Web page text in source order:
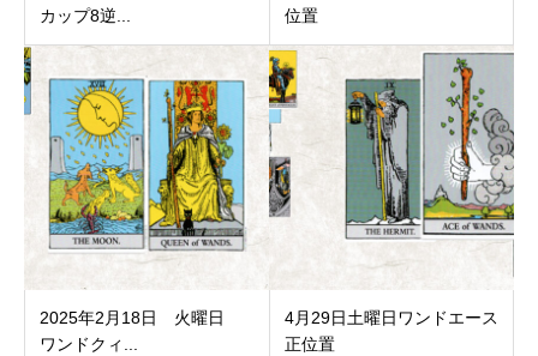
カップ8逆...
位置
2025年2月18日 火曜日
ワンドクィ...
4月29日土曜日ワンドエース
正位置